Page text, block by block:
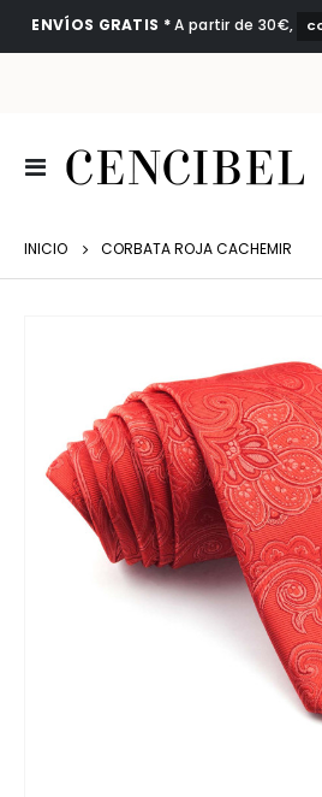
ENVÍOS GRATIS *A partir de 30€,
Toggle
Nav
INICIO CORBATA ROJA CACHEMIR
galería
imágenes